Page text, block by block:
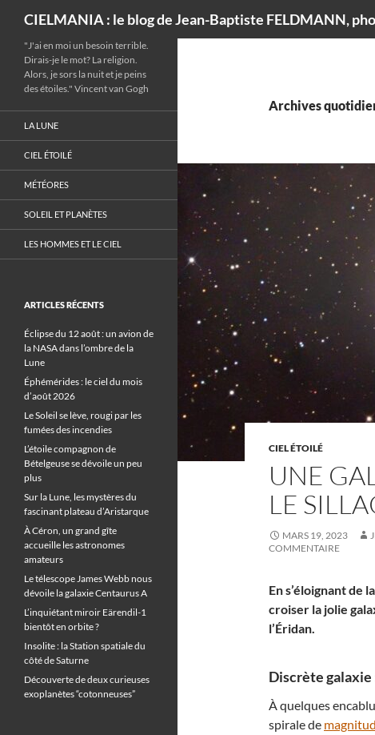
CIELMANIA : le blog de Jean-Baptiste FELDMANN,
Archives
CIEL ÉTOILÉ
UNE
LE
MARS 19, 2023
COMMENTAIRE
En s’éloignant de
croiser la jolie
l’Éridan.
Discrète galaxie
À quelques
spirale de
"J'ai en moi un besoin terrible.
Dirais-je le mot? La religion.
Alors, je sors la nuit et je peins
des étoiles." Vincent van Gogh
LA LUNE
CIEL ÉTOILÉ
MÉTÉORES
SOLEIL ET PLANÈTES
LES HOMMES ET LE CIEL
ARTICLES RÉCENTS
Éclipse du 12 août : un avion de
la NASA dans l’ombre de la
Lune
Éphémérides : le ciel du mois
d’août 2026
Le Soleil se lève, rougi par les
fumées des incendies
L’étoile compagnon de
Bételgeuse se dévoile un peu
plus
Sur la Lune, les mystères du
fascinant plateau d’Aristarque
À Céron, un grand gîte
accueille les astronomes
amateurs
Le télescope James Webb nous
dévoile la galaxie Centaurus A
L’inquiétant miroir Eärendil-1
bientôt en orbite ?
Insolite : la Station spatiale du
côté de Saturne
Découverte de deux curieuses
exoplanètes “cotonneuses”